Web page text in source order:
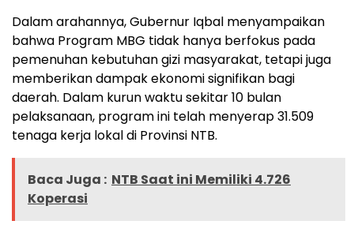
Dalam arahannya, Gubernur Iqbal menyampaikan
bahwa Program MBG tidak hanya berfokus pada
pemenuhan kebutuhan gizi masyarakat, tetapi juga
memberikan dampak ekonomi signifikan bagi
daerah. Dalam kurun waktu sekitar 10 bulan
pelaksanaan, program ini telah menyerap 31.509
tenaga kerja lokal di Provinsi NTB.
Baca Juga : NTB Saat ini Memiliki 4.726
Koperasi